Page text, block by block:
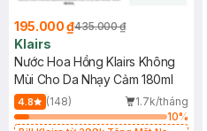
195.000 ₫435.000 ₫
Klairs
Nước Hoa Hồng Klairs Không
Mùi Cho Da Nhạy Cảm 180ml
4.8 (148)
1.7k/tháng
10%